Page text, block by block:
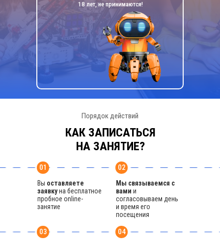
18 лет, не принимаются!
Вы оставляете
заявкуна бесплатное
пробное online-
занятие
Мы связываемся с
вами и
согласовываем день
и время его
посещения
01 02
03 04
Порядок действий
КАК ЗАПИСАТЬСЯ
НА ЗАНЯТИЕ?